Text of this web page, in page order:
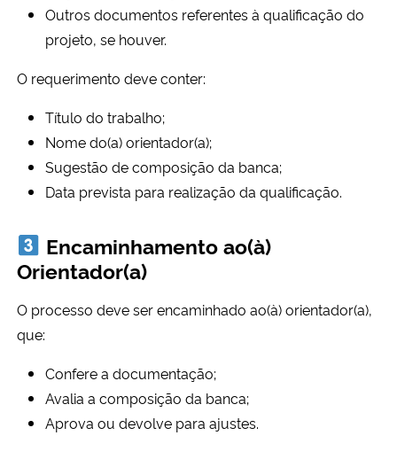
Outros documentos referentes à qualificação do
projeto, se houver.
O requerimento deve conter:
Título do trabalho;
Nome do(a) orientador(a);
Sugestão de composição da banca;
Data prevista para realização da qualificação.
Encaminhamento ao(à)
Orientador(a)
O processo deve ser encaminhado ao(à) orientador(a),
que:
Confere a documentação;
Avalia a composição da banca;
Aprova ou devolve para ajustes.